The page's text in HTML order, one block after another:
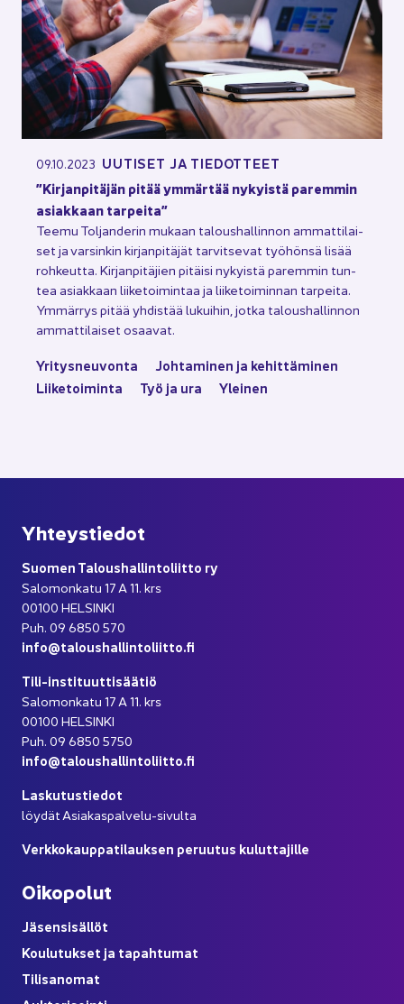
09.10.2023 UU­TI­SET JA TIE­DOT­TEET
”Kir­jan­pi­tä­jän pitää ym­mär­tää ny­kyis­tä pa­rem­min
asiak­kaan tar­pei­ta”
Teemu Tol­jan­de­rin mu­kaan ta­lous­hal­lin­non am­mat­ti­lai­
set ja var­sin­kin kir­jan­pi­tä­jät tar­vit­se­vat työ­hön­sä lisää
roh­keut­ta. Kir­jan­pi­tä­jien pi­täi­si ny­kyis­tä pa­rem­min tun­
tea asiak­kaan lii­ke­toi­min­taa ja lii­ke­toi­min­nan tar­pei­ta.
Ym­mär­rys pitää yh­dis­tää lu­kui­hin, jotka ta­lous­hal­lin­non
am­mat­ti­lai­set osaa­vat.
Yri­tys­neu­von­ta
Joh­ta­mi­nen ja ke­hit­tä­mi­nen
Lii­ke­toi­min­ta
Työ ja ura Ylei­nen
Yh­teys­tie­dot
Suo­men Ta­lous­hal­lin­to­liit­to ry
Sa­lo­mon­ka­tu 17 A 11. krs
00100 HEL­SIN­KI
Puh. 09 6850 570
info@ta­lous­hal­lin­to­liit­to.fi
Tili-​instituuttisäätiö
Sa­lo­mon­ka­tu 17 A 11. krs
00100 HEL­SIN­KI
Puh. 09 6850 5750
info@ta­lous­hal­lin­to­liit­to.fi
Las­ku­tus­tie­dot
löy­dät Asiakaspalvelu-​sivulta
Verk­ko­kaup­pa­ti­lauk­sen pe­ruu­tus ku­lut­ta­jil­le
Oi­ko­po­lut
Jä­sen­si­säl­löt
Kou­lu­tuk­set ja ta­pah­tu­mat
Ti­li­sa­no­mat